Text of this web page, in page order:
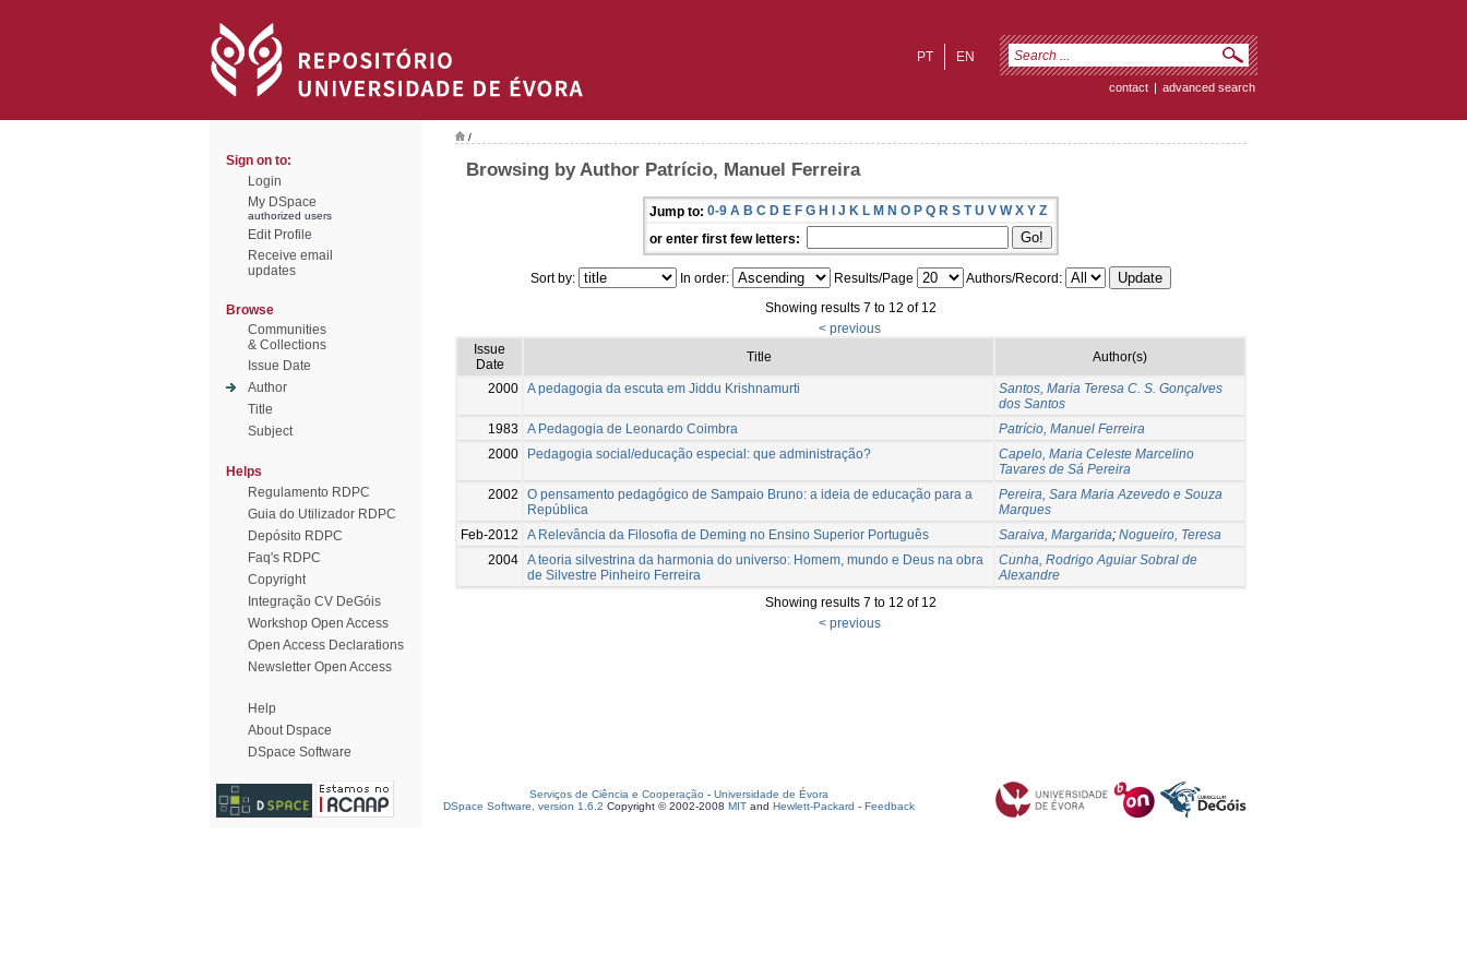
EN
PT
contact | advanced search
Sign on to:
Login
My DSpace
authorized users
Edit Profile
Receive email
updates
Browse
Communities
& Collections
Issue Date
Author
Title
Subject
Helps
Regulamento RDPC
Guia do Utilizador RDPC
Depósito RDPC
Faq's RDPC
Copyright
Integração CV DeGóis
Workshop Open Access
Open Access Declarations
Newsletter Open Access
Help
About Dspace
DSpace Software
/
Browsing by Author Patrício, Manuel Ferreira
Jump to: 0-9 A B C D E F G H I J K L M N O P Q R S T U V W X Y Z
or enter first few letters:
Sort by: In order: Results/Page
Authors/Record:
Showing results 7 to 12 of 12
< previous
Issue
Date
Title Author(s)
2000 A pedagogia da escuta em Jiddu Krishnamurti
Santos, Maria Teresa C. S. Gonçalves
dos Santos
1983
A Pedagogia de Leonardo Coimbra
Patrício, Manuel Ferreira
2000
Pedagogia social/educação especial: que administração?
Capelo, Maria Celeste Marcelino
Tavares de Sá Pereira
2002
O pensamento pedagógico de Sampaio Bruno: a ideia de educação para a
República
Pereira, Sara Maria Azevedo e Souza
Marques
Feb-2012
A Relevância da Filosofia de Deming no Ensino Superior Português Saraiva, Margarida; Nogueiro, Teresa
2004 A teoria silvestrina da harmonia do universo: Homem, mundo e Deus na obra
de Silvestre Pinheiro Ferreira
Cunha, Rodrigo Aguiar Sobral de
Alexandre
Showing results 7 to 12 of 12
< previous
Serviços de Ciência e Cooperação - Universidade de Évora
DSpace Software, version 1.6.2 Copyright © 2002-2008 MIT and Hewlett-Packard - Feedback